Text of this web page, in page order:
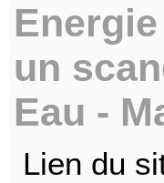
un
Eau -
Lien du